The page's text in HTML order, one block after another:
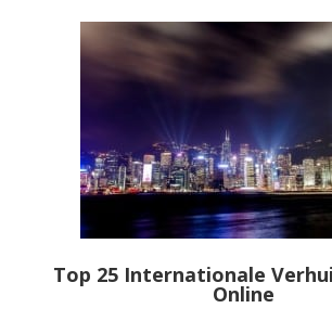
Top 25 Internationale
Online